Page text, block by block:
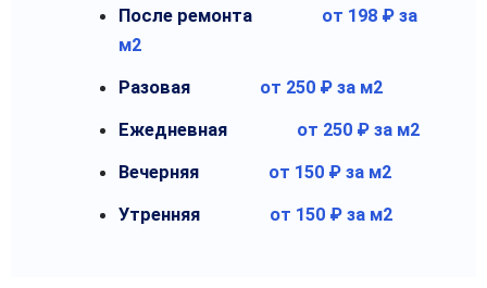
После ремонта
от 198 ₽ за
м2
Разовая от 250 ₽ за м2
Ежедневная от 250 ₽ за м2
Вечерняя от 150 ₽ за м2
Утренняя от 150 ₽ за м2